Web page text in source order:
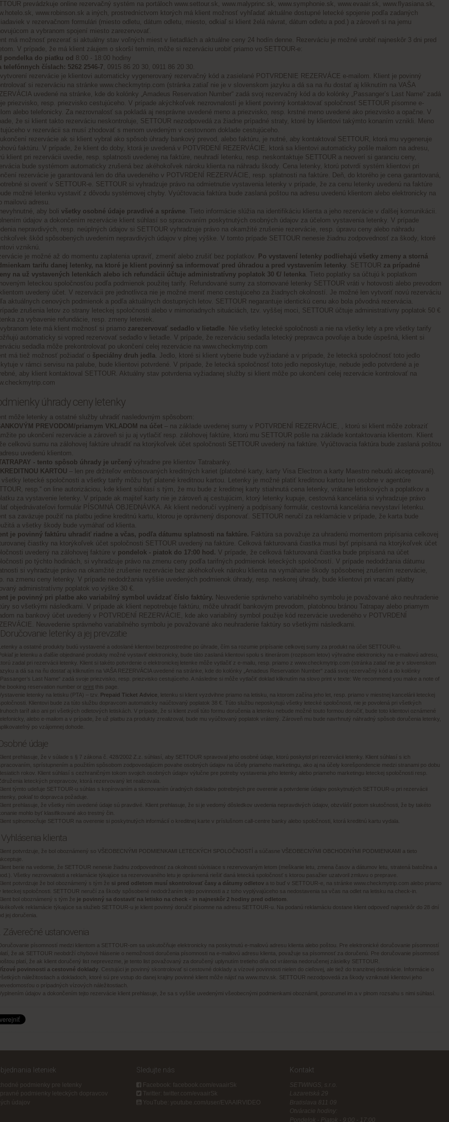
prevádzkuje online rezervačný systém na portáloch www.settour.sk, www.malyprinc.sk, www.symphonie.sk, www.evaair.sk, www.flyasiana.sk,
, www.robinson.sk a iných, prostredníctvom ktorých má klient možnosť vyhľadať aktuálne dostupné letecké spojenie podľa zadaných
v rezervačnom formulári (miesto odletu, dátum odletu, miesto, odkiaľ si klient želá návrat, dátum odletu a pod.) a zároveň si na jemu
a vybranom spojení miesto zarezervovať.
má možnosť prezerať si aktuálny stav voľných miest v lietadlách a aktuálne ceny 24 hodín denne. Rezerváciu je možné urobiť najneskôr 3 dni pred
V prípade, že má klient záujem o skorší termín, môže si rezerváciu urobiť priamo vo SETTOUR-e:
pondelka do piatku od 8:00 - 18:00 hodiny
telefónnych číslach: 5262 2546-7, 0915 86 20 30, 0911 86 20 30.
rezervácie je klientovi automaticky vygenerovaný rezervačný kód a zasielané POTVRDENIE REZERVÁCE e-mailom. Klient je povinný
si rezerváciu na stránke www.checkmytrip.com (stránka zatiaľ nie je v slovenskom jazyku a dá sa na ňu dostať aj kliknutím na VAŠA
uvedené na stránke, kde do kolónky „Amadeus Reservation Number“ zadá svoj rezervačný kód a do kolónky „Passanger’s Last Name“ zadá
priezvisko, resp. priezvisko cestujúceho. V prípade akýchkoľvek nezrovnalostí je klient povinný kontaktovať spoločnosť SETTOUR písomne e-
alebo telefonicky. Za nezrovnalosť sa pokladá aj nesprávne uvedené meno a priezvisko, resp. krstné meno uvedené ako priezvisko a opačne. V
že si klient takto rezerváciu neskontroluje, SETTOUR nezodpovedá za žiadne prípadné straty, ktoré by klientovi takýmto konaním vznikli. Meno
v rezervácii sa musí zhodovať s menom uvedeným v cestovnom doklade cestujúceho.
rezervácie ak si klient vybral ako spôsob úhrady bankový prevod, alebo faktúru, je nutné, aby kontaktoval SETTOUR, ktorá mu vygeneruje
faktúru. V prípade, že klient do doby, ktorá je uvedená v POTVRDENÍ REZERVÁCIE, ktorá sa klientovi automaticky pošle mailom na adresu,
klient pri rezervácii uvedie, resp. splatnosti uvedenej na faktúre, neuhradí letenku, resp. neskontaktuje SETTOUR a neoverí si garanciu ceny,
bude systémom automaticky zrušená bez akéhokoľvek nároku klienta na náhradu škody. Cena letenky, ktorú potvrdí systém klientovi pri
rezervácie je garantovaná len do dňa uvedeného v POTVRDENÍ REZERVÁCIE, resp. splatnosti na faktúre. Deň, do ktorého je cena garantovaná,
si overiť v SETTOUR-e. SETTOUR si vyhradzuje právo na odmietnutie vystavenia letenky v prípade, že za cenu letenky uvedenú na faktúre
možné letenku vystaviť z dôvodu systémovej chyby. Vyúčtovacia faktúra bude zaslaná poštou na adresu uvedenú klientom alebo elektronicky na
mailovú adresu.
aby boli všetky osobné údaje pravdivé a správne. Tieto informácie slúžia na identifikáciu klienta a jeho rezervácie v ďalšej komunikácii.
údajov a dokončením rezervácie klient súhlasí so spracovaním poskytnutých osobných údajov za účelom vystavenia letenky. V prípade
nepravdivých, resp. neúplných údajov si SETTOUR vyhradzuje právo na okamžité zrušenie rezervácie, resp. úpravu ceny alebo náhradu
škôd spôsobených uvedením nepravdivých údajov v plnej výške. V tomto prípade SETTOUR nenesie žiadnu zodpovednosť za škody, ktoré
vzniknú.
je možné až do momentu zaplatenia upraviť, zmeniť alebo zrušiť bez poplatkov.
Po vystavení letenky podliehajú všetky zmeny a storná
tarifu danej letenky, na ktoré je klient povinný sa informovať pred úhradou a pred vystavením letenky. SETTOUR za prípadné
na už vystavených letenkách alebo ich refundácii účtuje administratívny poplatok 30 €/ letenka. Tieto poplatky sa účtujú k poplatkom
leteckou spoločnosťou podľa podmienok použitej tarify. Refundované sumy za stornované letenky SETTOUR vráti v hotovosti alebo prevodom
uvedený účet. V rezervácii pre jednotlivca nie je možné meniť meno cestujúceho za žiadnych okolností. Je možné len vytvoriť novú rezerváciu
aktuálnych cenových podmienok a podľa aktuálnych dostupných letov. SETTOUR negarantuje identickú cenu ako bola pôvodná rezervácia.
zrušenia letov zo strany leteckej spoločnosti alebo v mimoriadnych situáciách, tzv. vyššej moci, SETTOUR účtuje administratívny poplatok 50 €
za vybavenie refundácie, resp. zmeny leteniek.
vybranom lete má klient možnosť si priamo zarezervovať sedadlo v lietadle. Nie všetky letecké spoločnosti a nie na všetky lety a pre všetky tarify
automaticky si vopred rezervovať sedadlo v lietadle. V prípade, že rezerváciu sedadla letecký prepravca povoľuje a bude úspešná, klient si
sedadla môže prekontrolovať po ukončení celej rezervácie na www.checkmytrip.com
má tiež možnosť požiadať o špeciálny druh jedla. Jedlo, ktoré si klient vyberie bude vyžiadané a v prípade, že letecká spoločnosť toto jedlo
v rámci servisu na palube, bude klientovi potvrdené. V prípade, že letecká spoločnosť toto jedlo neposkytuje, nebude jedlo potvrdené a je
aby klient kontaktoval SETTOUR. Aktuálny stav potvrdenia vyžiadanej služby si klient môže po ukončení celej rezervácie kontrolovať na
úhrady ceny letenky
môže letenky a ostatné služby uhradiť nasledovným spôsobom:
PREVODOM/priamym VKLADOM na účet– na základe uvedenej sumy v POTVRDENÍ REZERVÁCIE, , ktorú si klient môže zobraziť
po ukončení rezervácie a zároveň si ju aj vytlačiť resp. zálohovej faktúre, ktorú mu SETTOUR pošle na základe kontaktovania klientom. Klient
celkovú sumu na zálohovej faktúre uhradiť na ktorýkoľvek účet spoločnosti SETTOUR uvedený na faktúre. Vyúčtovacia faktúra bude zaslaná poštou
uvedenú klientom.
- tento spôsob úhrady je určenývýhradne pre klientov Tatrabanky.
KREDITNOU KARTOU – len pre držiteľov embosovaných kreditných kariet (platobné karty, karty Visa Electron a karty Maestro nebudú akceptované).
všetky letecké spoločnosti a všetky tarify môžu byť platené kreditnou kartou. Letenky je možné platiť kreditnou kartou len osobne v agentúre
resp.“ on line autorizáciou, kde klient súhlasí s tým, že mu bude z kreditnej karty stiahnutá cena letenky, vrátane letiskových a poplatkov a
za vystavenie letenky. V prípade ak majiteľ karty nie je zároveň aj cestujúcim, ktorý letenky kupuje, cestovná kancelária si vyhradzuje právo
objednávateľovi formulár PÍSOMNÁ OBJEDNÁVKA. Ak klient nedoručí vyplnený a podpísaný formulár, cestovná kancelária nevystaví letenku.
sa zaväzuje použiť na platbu jedine kreditnú kartu, ktorou je oprávnený disponovať. SETTOUR neručí za reklamácie v prípade, že karta bude
a všetky škody bude vymáhať od klienta.
je povinný faktúru uhradiť riadne a včas, podľa dátumu splatnosti na faktúre. Faktúra sa považuje za uhradenú momentom pripísania celkovej
čiastky na ktorýkoľvek účet spoločnosti SETTOUR uvedený na faktúre. Celková fakturovaná čiastka musí byť pripísaná na ktorýkoľvek účet
uvedený na zálohovej faktúre v pondelok - piatok do 17:00 hod. V prípade, že celková fakturovaná čiastka bude pripísaná na účet
po týchto hodinách, si vyhradzuje právo na zmenu ceny podľa tarifných podmienok leteckých spoločností. V prípade nedodržania dátumu
si vyhradzuje právo na okamžité zrušenie rezervácie bez akéhokoľvek nároku klienta na vymáhanie škody spôsobenej zrušením rezervácie,
na zmenu ceny letenky. V prípade nedodržania vyššie uvedených podmienok úhrady, resp. neskorej úhrady, bude klientovi pri vracaní platby
administratívny poplatok vo výške 30 €.
je povinný pri platbe ako variabilný symbol uvádzať číslo faktúry. Neuvedenie správneho variabilného symbolu je považované ako neuhradenie
so všetkými následkami. V prípade ak klient nepotrebuje faktúru, môže uhradiť bankovým prevodom, platobnou bránou Tatrapay alebo priamym
na bankový účet uvedený v POTVRDENÍ REZERVÁCIE, kde ako variabilný symbol použije kód rezervácie uvedeného v POTVRDENÍ
Neuvedenie správneho variabilného symbolu je považované ako neuhradenie faktúry so všetkými následkami.
Doručovanie letenky a jej prevzatie
Letenky a ostatné produkty budú vystavené a odoslané klientovi bezprostredne po úhrade, čím sa rozumie pripísanie celkovej sumy za produkt na účet SETTOUR-u.
je letenku a ďalšie objednané produkty možné vystaviť elektronicky, bude táto zaslaná klientovi spolu s itinerárom (rozpisom letov) výhradne elektronicky na e-mailovú adresu,
zadal pri rezervácii letenky. Klient si takéto potvrdenie o elektronickej letenke môže vytlačiť z e-mailu, resp. priamo zwww.checkmytrip.com (stránka zatiaľ nie je v slovenskom
a dá sa na ňu dostať aj kliknutím na VAŠA REZERVÁCIA uvedené na stránke, kde do kolónky „Amadeus Reservation Number“ zadá svoj rezervačný kód a do kolónky
„Passanger’s Last Name“ zadá svoje priezvisko, resp. priezvisko cestujúceho. A následne si môže vytlačiť doklad kliknutím na slovo print v texte: We recommend you make a note of
booking reservation number or print this page.
letenky na letisku (PTA) – tzv.
Prepaid Ticket Advice
, letenku si klient vyzdvihne priamo na letisku, na ktorom začína jeho let, resp. priamo v miestnej kancelárii leteckej
Klientovi bude za túto službu dopravcom automaticky naúčtovaný poplatok 38 €. Túto službu neposkytujú všetky letecké spoločnosti, nie je povolená pri všetkých
taríf ako ani pri všetkých odletových letiskách. V prípade, že si klient zvolí túto formu doručenia a letenku nebude možné touto formou doručiť, bude toto klientovi oznámené
alebo e-mailom a v prípade, že už platbu za produkty zrealizoval, bude mu vyúčtovaný poplatok vrátený. Zároveň mu bude navrhnutý náhradný spôsob doručenia letenky,
po vzájomnej dohode.
údaje
Klient prehlasuje, že v súlade s § 7 zákona č. 428/2002 Z.z. súhlasí, aby SETTOUR spravoval jeho osobné údaje, ktorú poskytol pri rezervácii letenky. Klient súhlasí s ich
sprístupnením a použitím spôsobom zodpovedajúcim povahe osobných údajov na účely priameho marketingu, ako aj na účely korešpondencie medzi stranami po dobu
rokov. Klient súhlasí s cezhraničným tokom svojich osobných údajov výlučne pre potreby vystavenia jeho letenky alebo priameho marketingu leteckej spoločnosti resp.
leteckých prepravcov, ktorá rezervovaný let realizovala.
Klient týmto udeľuje SETTOUR-u súhlas s kopírovaním a skenovaním úradných dokladov potrebných pre overenie a potvrdenie údajov poskytnutých SETTOUR-u pri rezervácii
letenky, pokiaľ to dopravca požaduje.
Klient prehlasuje, že všetky ním uvedené údaje sú pravdivé. Klient prehlasuje, že si je vedomý dôsledkov uvedenia nepravdivých údajov, obzvlášť potom skutočnosti, že by takéto
mohlo byť klasifikované ako trestný čin.
Klient splnomocňuje SETTOUR na overenie si poskytnutých informácií o kreditnej karte v príslušnom call-centre banky alebo spoločnosti, ktorá kreditnú kartu vydala.
Vyhlásenia klienta
Klient potvrdzuje, že bol oboznámený so VŠEOBECNÝMI PODMIENKAMI LETECKÝCH SPOLOČNOSTÍ a súčasne VŠEOBECNÝMI OBCHODNÝMI PODMIENKAMI a tieto
Klient berie na vedomie, že SETTOUR nenesie žiadnu zodpovednosť za okolnosti súvisiace s rezervovaným letom (meškanie letu, zmena časov a dátumov letu, stratená batožina a
Všetky nezrovnalosti a reklamácie týkajúce sa rezervovaného letu je oprávnená riešiť daná letecká spoločnosť s ktorou pasažier uzatvoril zmluvu o preprave.
Klient potvrdzuje že bol oboznámený s tým že si pred odletom musí skontrolovať časy a dátumy odletov a to buď v SETTOUR-e, na stránkewww.checkmytrip.com alebo priamo
leteckej spoločnosti. SETTOUR neručí za škody spôsobené nedodržaním tejto povinnosti a z toho vyplývajúceho sa nedostavenia sa včas na odlet na letisku na check-in.
Klient bol oboznámený s tým že je povinný sa dostaviť na letisko na check - in najneskôr 2 hodiny pred odletom
reklamácie týkajúce sa služieb SETTOUR-u je klient povinný doručiť písomne na adresu SETTOUR-u. Na podanú reklamáciu dostane klient odpoveď najneskôr do 28 dní
jej doručenia.
Záverečné ustanovenia
písomností medzi klientom a SETTOUR-om sa uskutočňuje elektronicky na poskytnutú e-mailovú adresu klienta alebo poštou. Pre elektronické doručovanie písomností
že ak SETTOUR neobdrží chybové hlásenie o nemožnosti doručenia písomnosti na e-mailovú adresu klienta, považuje sa písomnosť za doručenú. Pre doručovanie písomností
platí, že ak klient doručený list neprevezme, je tento list považovaný za doručený uplynutím tretieho dňa od vrátenia nedoručenej zásielky SETTOUR.
povinnosti a cestovné doklady . Cestujúci je povinný skontrolovať si cestovné doklady a vízové povinnosti nielen do cieľovej, ale tiež do tranzitnej destinácie. Informácie o
náležitostiach a dokladoch, ktoré sú pre vstup do danej krajiny povinné klient môže nájsť nawww.mzv.sk
. SETTOUR nezodpovedá za škody vzniknuté klientovi jeho
o prípadných vízových náležitostiach.
údajov a dokončením tejto rezervácie klient prehlasuje, že sa s vyššie uvedenými všeobecnými podmienkami oboznámil, porozumel im a v plnom rozsahu s nimi súhlasí.
leteniek
podmienky pre letenky
podmienky leteckých dopravcov
údajov
Sledujte nás
Facebook: facebook.com/evaairSk
Twitter: twitter.com/evaairSk
YouTube: youtube.com/user/EVAAIRVIDEO
Kontakt
SETWINGS, s.r.o.
Lazaretská 29
Bratislava 811 09
Otváracie hodiny:
Pondelok - Piatok - 9:00 - 17:00